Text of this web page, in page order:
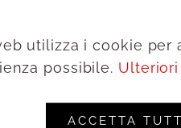
1561
Farmacia
utilizza i cookie per
possibile. Ulteriori
ACCETTA